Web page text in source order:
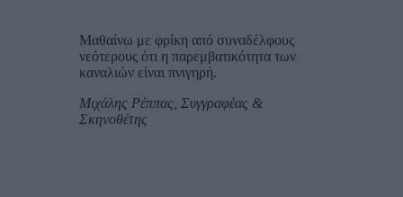
Μαθαίνω με φρίκη από συναδέλφους
νεότερους ότι η παρεμβατικότητα των
καναλιών είναι πνιγηρή.
Μιχάλης Ρέππας, Συγγραφέας &
Σκηνοθέτης